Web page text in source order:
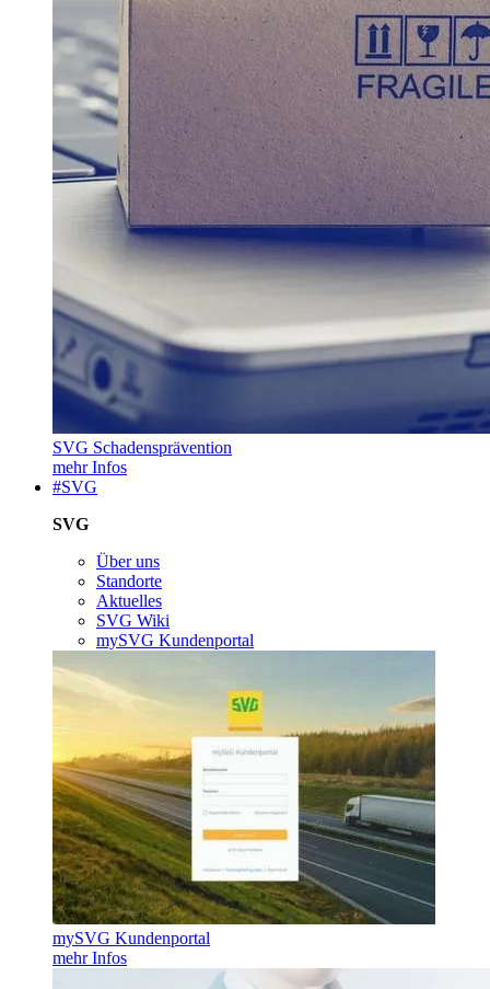
SVG Schadensprävention
mehr Infos
#SVG
SVG
Über uns
Standorte
Aktuelles
SVG Wiki
mySVG Kundenportal
mySVG Kundenportal
mehr Infos